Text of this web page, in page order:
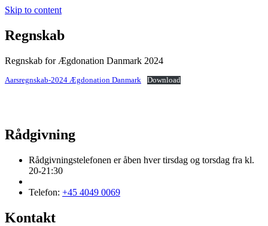
Skip to content
Regnskab
Regnskab for Ægdonation Danmark 2024
Aarsregnskab-2024 Ægdonation Danmark Download
Rådgivning
Rådgivningstelefonen er åben hver tirsdag og torsdag fra kl.
20-21:30
Telefon: +45 4049 0069
Kontakt